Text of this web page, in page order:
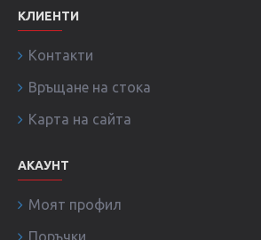
КЛИЕНТИ
Контакти
Връщане на стока
Карта на сайта
АКАУНТ
Моят профил
Поръчки